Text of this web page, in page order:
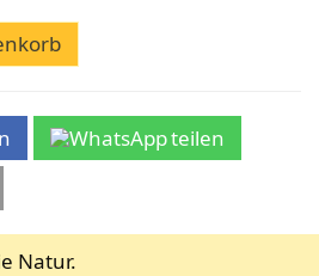
teilen
Natur.